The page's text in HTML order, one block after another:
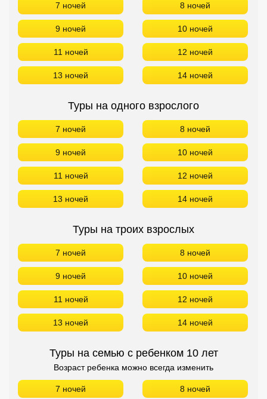
7 ночей 8 ночей
9 ночей 10 ночей
11 ночей 12 ночей
13 ночей 14 ночей
Туры на одного взрослого
7 ночей 8 ночей
9 ночей 10 ночей
11 ночей 12 ночей
13 ночей 14 ночей
Туры на троих взрослых
7 ночей 8 ночей
9 ночей 10 ночей
11 ночей 12 ночей
13 ночей 14 ночей
Туры на семью с ребенком 10 лет
Возраст ребенка можно всегда изменить
7 ночей 8 ночей